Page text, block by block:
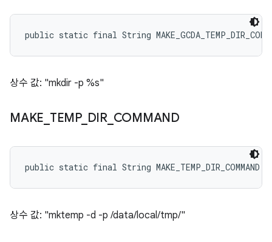
public static final String
상수 값: "mkdir -p %s"
MAKE TEMP_ DIR_ COMMAND
public static final String MAKE_TEMP_DIR_COMMAND
상수 값: "mktemp -d -p /data/local/tmp/"